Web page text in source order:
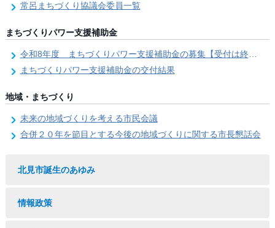
常呂まちづくり協議会委員一覧
まちづくりパワー支援補助金
令和8年度 まちづくりパワー支援補助金の募集【受付は終了しました。】
まちづくりパワー支援補助金の交付結果
地域・まちづくり
未来の地域づくりを考える市民会議
合併２０年を節目とする今後の地域づくりに関する市長懇話会
北見市誕生のあゆみ
情報政策